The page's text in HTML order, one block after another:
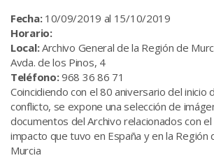
Fecha:10/09/2019 al 15/10/2019
Horario:
Local:Archivo General de la Región de
Avda. de los Pinos, 4
Teléfono:968 36 86 71
Coincidiendo con el 80 aniversario del inicio
conflicto, se expone una selección de
documentos del Archivo relacionados con el
impacto que tuvo en España y en la Región
Murcia